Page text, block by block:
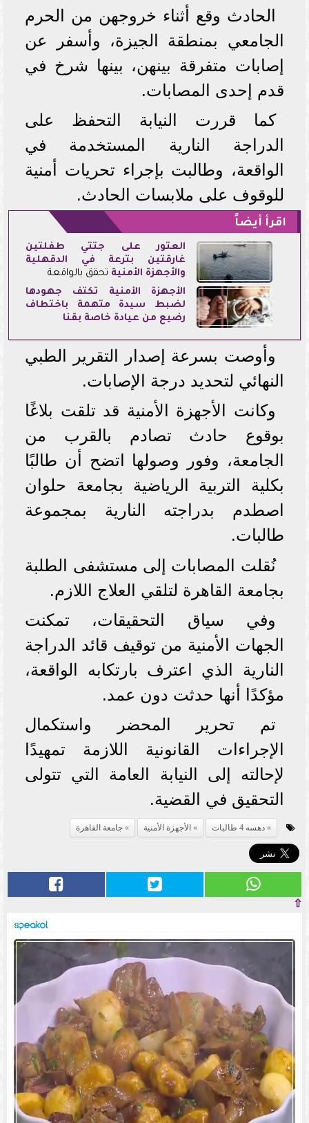
الحادث وقع أثناء خروجهن من الحرم
الجامعي بمنطقة الجيزة، وأسفر عن
إصابات متفرقة بينهن، بينها شرخ في
قدم إحدى المصابات.
كما قررت النيابة التحفظ على
الدراجة النارية المستخدمة في
الواقعة، وطالبت بإجراء تحريات أمنية
للوقوف على ملابسات الحادث.
اقرأ أيضاً
العثور على جثتي طفلتين
غارقتين بترعة في الدقهلية
والأجهزة الأمنية تحقق بالواقعة
الأجهزة الأمنية تكثف جهودها
لضبط سيدة متهمة باختطاف
رضيع من عيادة خاصة بقنا
وأوصت بسرعة إصدار التقرير الطبي
النهائي لتحديد درجة الإصابات.
وكانت الأجهزة الأمنية قد تلقت بلاغًا
بوقوع حادث تصادم بالقرب من
الجامعة، وفور وصولها اتضح أن طالبًا
بكلية التربية الرياضية بجامعة حلوان
اصطدم بدراجته النارية بمجموعة
طالبات.
نُقلت المصابات إلى مستشفى الطلبة
بجامعة القاهرة لتلقي العلاج اللازم.
وفي سياق التحقيقات، تمكنت
الجهات الأمنية من توقيف قائد الدراجة
النارية الذي اعترف بارتكابه الواقعة،
مؤكدًا أنها حدثت دون عمد.
تم تحرير المحضر واستكمال
الإجراءات القانونية اللازمة تمهيدًا
لإحالته إلى النيابة العامة التي تتولى
التحقيق في القضية.
دهسه 4 طالبات الأجهزة الأمنية جامعة القاهرة
⇧